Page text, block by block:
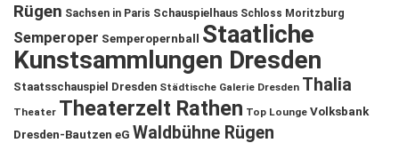
Rügen Sachsen in Paris Schauspielhaus Schloss Moritzburg
Semperoper Semperopernball
Staatliche
Kunstsammlungen Dresden
Staatsschauspiel Dresden Städtische Galerie Dresden Thalia
Theater Theaterzelt Rathen Top Lounge Volksbank
Dresden-Bautzen eG Waldbühne Rügen